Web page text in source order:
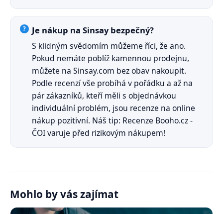
Je nákup na Sinsay bezpečný?
S klidným svědomím můžeme říci, že ano.
Pokud nemáte poblíž kamennou prodejnu,
můžete na Sinsay.com bez obav nakoupit.
Podle recenzí vše probíhá v pořádku a až na
pár zákazníků, kteří měli s objednávkou
individuální problém, jsou recenze na online
nákup pozitivní. Náš tip: Recenze Booho.cz -
ČOI varuje před rizikovým nákupem!
Mohlo by vás zajímat